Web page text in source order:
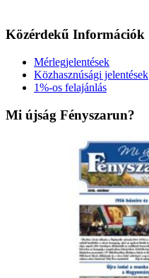
Közérdekű Információk
Mérlegjelentések
Közhasznúsági jelentések
1%-os felajánlás
Mi újság Fényszarun?